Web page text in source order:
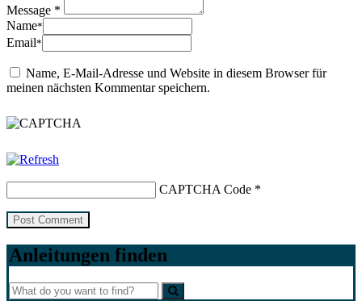
Message *
Name*
Email*
Name, E-Mail-Adresse und Website in diesem Browser für
meinen nächsten Kommentar speichern.
CAPTCHA Code *
Anleitungen finden